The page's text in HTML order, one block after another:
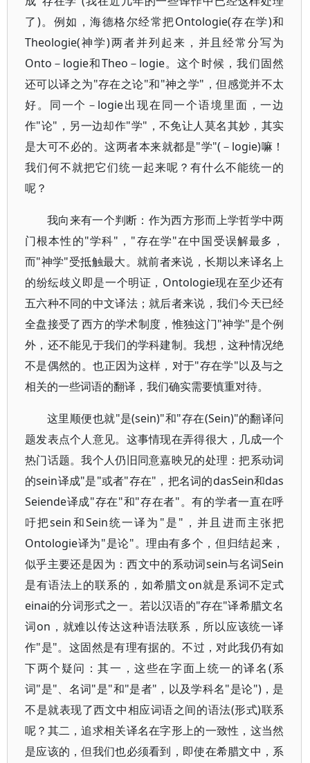
了)。例如，海德格尔经常把Ontologie(存在学)和
Theologie(神学)两者并列起来，并且经常分写为
Onto－logie和Theo－logie。这个时候，我们固然
还可以译之为"存在之论"和"神之学"，但感觉并不太
好。同一个－logie出现在同一个语境里面，一边
作"论"，另一边却作"学"，不免让人莫名其妙，其实
是大可不必的。这两者本来就都是"学"(－logie)嘛！
我们何不就把它们统一起来呢？有什么不能统一的
呢？
我向来有一个判断：作为西方形而上学哲学中两
门根本性的"学科"，"存在学"在中国受误解最多，
而"神学"受抵触最大。就前者来说，长期以来译名上
的纷纭歧义即是一个明证，Ontologie现在至少还有
五六种不同的中文译法；就后者来说，我们今天已经
全盘接受了西方的学术制度，惟独这门"神学"是个例
外，还不能见于我们的学科建制。我想，这种情况绝
不是偶然的。也正因为这样，对于"存在学"以及与之
相关的一些词语的翻译，我们确实需要慎重对待。
这里顺便也就"是(sein)"和"存在(Sein)"的翻译问
题发表点个人意见。这事情现在弄得很大，几成一个
热门话题。我个人仍旧同意嘉映兄的处理：把系动词
的sein译成"是"或者"存在"，把名词的dasSein和das
Seiende译成"存在"和"存在者"。有的学者一直在呼
吁把sein和Sein统一译为"是"，并且进而主张把
Ontologie译为"是论"。理由有多个，但归结起来，
似乎主要还是因为：西文中的系动词sein与名词Sein
是有语法上的联系的，如希腊文on就是系词不定式
einai的分词形式之一。若以汉语的"存在"译希腊文名
词on，就难以传达这种语法联系，所以应该统一译
作"是"。这固然是有理有据的。不过，对此我仍有如
下两个疑问：其一，这些在字面上统一的译名(系
词"是"、名词"是"和"是者"，以及学科名"是论")，是
不是就表现了西文中相应词语之间的语法(形式)联系
呢？其二，追求相关译名在字形上的一致性，这当然
是应该的，但我们也必须看到，即使在希腊文中，系